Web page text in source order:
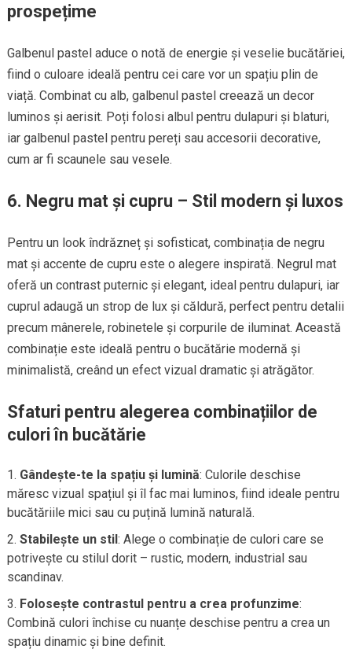
prospețime
Galbenul pastel aduce o notă de energie și veselie bucătăriei,
fiind o culoare ideală pentru cei care vor un spațiu plin de
viață. Combinat cu alb, galbenul pastel creează un decor
luminos și aerisit. Poți folosi albul pentru dulapuri și blaturi,
iar galbenul pastel pentru pereți sau accesorii decorative,
cum ar fi scaunele sau vesele.
6. Negru mat și cupru – Stil modern și luxos
Pentru un look îndrăzneț și sofisticat, combinația de negru
mat și accente de cupru este o alegere inspirată. Negrul mat
oferă un contrast puternic și elegant, ideal pentru dulapuri, iar
cuprul adaugă un strop de lux și căldură, perfect pentru detalii
precum mânerele, robinetele și corpurile de iluminat. Această
combinație este ideală pentru o bucătărie modernă și
minimalistă, creând un efect vizual dramatic și atrăgător.
Sfaturi pentru alegerea combinațiilor de
culori în bucătărie
Gândește-te la spațiu și lumină: Culorile deschise
măresc vizual spațiul și îl fac mai luminos, fiind ideale pentru
bucătăriile mici sau cu puțină lumină naturală.
Stabilește un stil: Alege o combinație de culori care se
potrivește cu stilul dorit – rustic, modern, industrial sau
scandinav.
Folosește contrastul pentru a crea profunzime:
Combină culori închise cu nuanțe deschise pentru a crea un
spațiu dinamic și bine definit.